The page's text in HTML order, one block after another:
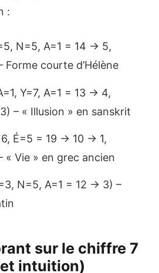
:
N=5, A=1 = 14 → 5,
Forme courte d’Hélène
Y=7, A=1 = 13 → 4,
– « Illusion » en sanskrit
É=5 = 19 → 10 → 1,
« Vie » en grec ancien
N=5, A=1 = 12 → 3) –
sur le chiffre 7
intuition)